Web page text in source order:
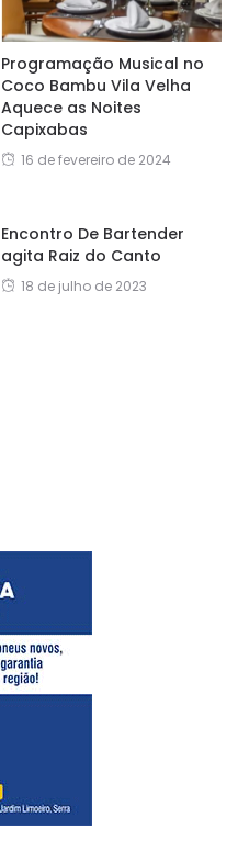
Programação Musical no
Coco Bambu Vila Velha
Aquece as Noites
Capixabas
16 de fevereiro de 2024
Encontro De Bartender
agita Raiz do Canto
18 de julho de 2023